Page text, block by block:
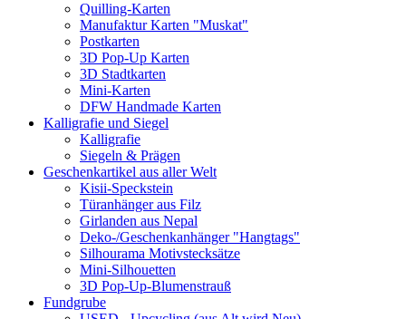
Quilling-Karten
Manufaktur Karten "Muskat"
Postkarten
3D Pop-Up Karten
3D Stadtkarten
Mini-Karten
DFW Handmade Karten
Kalligrafie und Siegel
Kalligrafie
Siegeln & Prägen
Geschenkartikel aus aller Welt
Kisii-Speckstein
Türanhänger aus Filz
Girlanden aus Nepal
Deko-/Geschenkanhänger "Hangtags"
Silhourama Motivstecksätze
Mini-Silhouetten
3D Pop-Up-Blumenstrauß
Fundgrube